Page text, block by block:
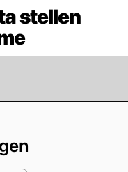
stellen